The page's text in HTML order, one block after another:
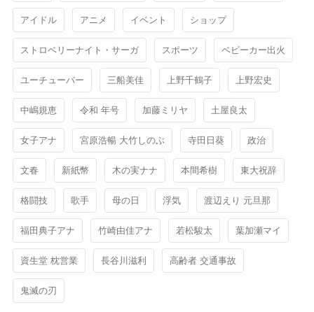
アイドル アニメ イベント ショップ
ストロベリーナイト・サーガ スポーツ ベビーカー出火
ユーチューバー 三船美佳 上野千鶴子 上野宏史
中嶋規恵 令和 年号 加藤ミリヤ 土屋良太
女子アナ 宮原浩暢 大竹しのぶ 寺田日葵 政治
文春 新紙幣 木の実ナナ 本間希樹 東大祝辞
格闘技 歌手 母の日 浮気 渡辺えり 元旦那
福田典子アナ 竹崎由佳アナ 若松駿太 葉加瀬マイ
資生堂 枕営業 長谷川滋利 高齢者 交通事故
鬼滅の刃